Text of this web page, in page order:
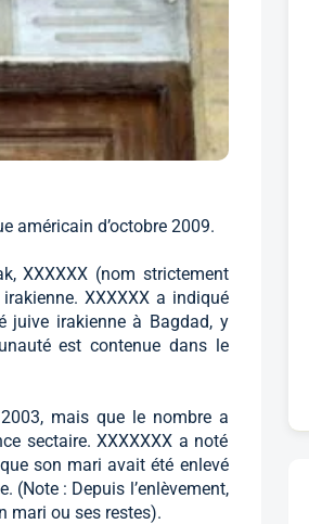
américain d’octobre 2009.
XXXXXX (nom strictement
XXXXXX a indiqué
juive irakienne à Bagdad, y
est contenue dans le
mais que le nombre a
sectaire. XXXXXXX a noté
son mari avait été enlevé
(Note : Depuis l’enlèvement,
mari ou ses restes).